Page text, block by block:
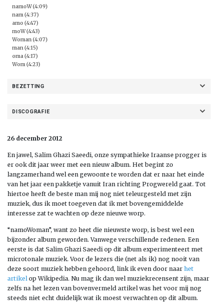
namoW (4:09)
nam (4:37)
amo (4:47)
moW (4:43)
Woman (4:07)
man (4:15)
oma (4:17)
Wom (4:23)
BEZETTING
DISCOGRAFIE
26 december 2012
En jawel, Salim Ghazi Saeedi, onze sympathieke Iraanse progger is
er ook dit jaar weer met een nieuw album. Het begint zo
langzamerhand wel een gewoonte te worden dat er naar het einde
van het jaar een pakketje vanuit Iran richting Progwereld gaat. Tot
hiertoe heeft de beste man mij nog niet teleurgesteld met zijn
muziek, dus ik moet toegeven dat ik met bovengemiddelde
interesse zat te wachten op deze nieuwe worp.
“namoWoman”, want zo heet die nieuwste worp, is best wel een
bijzonder album geworden. Vanwege verschillende redenen. Een
eerste is dat Salim Ghazi Saeedi op dit album experimenteert met
microtonale muziek. Voor de lezers die (net als ik) nog nooit van
deze soort muziek hebben gehoord, link ik even door naar het
artikel op Wikipedia. Nu mag ik dan wel muziekrecensent zijn, maar
zelfs na het lezen van bovenvermeld artikel was het voor mij nog
steeds niet echt duidelijk wat ik moest verwachten op dit album.